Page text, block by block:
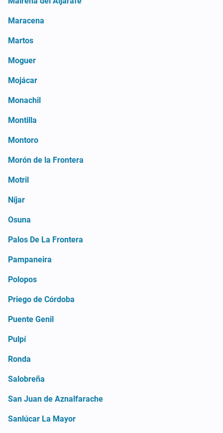
Maracena
Martos
Moguer
Mojácar
Monachil
Montilla
Montoro
Morón de la Frontera
Motril
Níjar
Osuna
Palos De La Frontera
Pampaneira
Polopos
Priego de Córdoba
Puente Genil
Pulpí
Ronda
Salobreña
San Juan de Aznalfarache
Sanlúcar La Mayor